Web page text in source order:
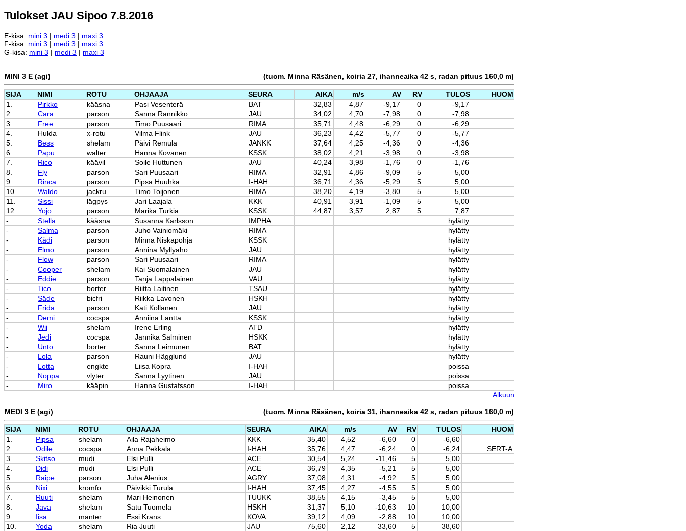
Tulokset JAU Sipoo 7.8.2016
E-kisa: mini 3 | medi 3 | maxi 3
F-kisa: mini 3 | medi 3 | maxi 3
G-kisa: mini 3 | medi 3 | maxi 3
MINI 3 E (agi) (tuom. Minna Räsänen, koiria 27, ihanneaika 42 s, radan pituus 160,0 m)
SIJA NIMI ROTU OHJAAJA SEURA AIKA m/s AV RV TULOS
HUOM
1.
Pirkko kääsna Pasi Vesenterä BAT 32,83 4,87 -9,17 0
-9,17
2.
Cara parson Sanna Rannikko JAU 34,02 4,70 -7,98 0
-7,98
3.
Free parson Timo Puusaari RIMA 35,71 4,48 -6,29 0
-6,29
4.
Hulda x-rotu Vilma Flink JAU 36,23 4,42 -5,77 0
-5,77
5.
Bess shelam Päivi Remula JANKK 37,64 4,25 -4,36 0
-4,36
6.
Papu walter Hanna Kovanen KSSK 38,02 4,21 -3,98 0
-3,98
7.
Rico käävil Soile Huttunen JAU 40,24 3,98 -1,76 0
-1,76
8.
Fly parson Sari Puusaari RIMA 32,91 4,86 -9,09 5
5,00
9.
Rinca parson Pipsa Huuhka I-HAH 36,71 4,36 -5,29 5
5,00
10.
Waldo jackru Timo Toijonen RIMA 38,20 4,19 -3,80 5
5,00
11.
Sissi lägpys Jari Laajala KKK 40,91 3,91 -1,09 5
5,00
12.
Yojo parson Marika Turkia KSSK 44,87 3,57 2,87 5
7,87
-
Stella kääsna Susanna Karlsson IMPHA
hylätty
-
Salma parson Juho Vainiomäki RIMA
hylätty
-
Kädi parson Minna Niskapohja KSSK
hylätty
-
Elmo parson Annina Myllyaho JAU
hylätty
-
Flow parson Sari Puusaari RIMA
hylätty
-
Cooper shelam Kai Suomalainen JAU
hylätty
-
Eddie parson Tanja Lappalainen VAU
hylätty
-
Tico borter Riitta Laitinen TSAU
hylätty
-
Säde bicfri Riikka Lavonen HSKH
hylätty
-
Frida parson Kati Kollanen JAU
hylätty
-
Demi cocspa Anniina Lantta KSSK
hylätty
-
Wii shelam Irene Erling ATD
hylätty
-
Jedi cocspa Jannika Salminen HSKK
hylätty
-
Unto borter Sanna Leimunen BAT
hylätty
-
Lola parson Rauni Hägglund JAU
hylätty
-
Lotta engkte Liisa Kopra I-HAH
poissa
-
Noppa vlyter Sanna Lyytinen JAU
poissa
-
Miro kääpin Hanna Gustafsson I-HAH
poissa
Alkuun
MEDI 3 E (agi) (tuom. Minna Räsänen, koiria 31, ihanneaika 42 s, radan pituus 160,0 m)
SIJA NIMI ROTU OHJAAJA SEURA AIKA m/s AV RV TULOS
HUOM
1.
Pipsa shelam Aila Rajaheimo KKK 35,40 4,52 -6,60 0
-6,60
2.
Odile cocspa Anna Pekkala I-HAH 35,76 4,47 -6,24 0 -6,24
SERT-A
3.
Skitso mudi Elsi Pulli ACE 30,54 5,24 -11,46 5
5,00
4.
Didi mudi Elsi Pulli ACE 36,79 4,35 -5,21 5
5,00
5.
Raipe parson Juha Alenius AGRY 37,08 4,31 -4,92 5
5,00
6.
Nixi kromfo Päivikki Turula I-HAH 37,45 4,27 -4,55 5
5,00
7.
Ruuti shelam Mari Heinonen TUUKK 38,55 4,15 -3,45 5
5,00
8.
Java shelam Satu Tuomela HSKH 31,37 5,10 -10,63 10
10,00
9.
Iisa manter Essi Krans KOVA 39,12 4,09 -2,88 10
10,00
10.
Yoda shelam Ria Juuti JAU 75,60 2,12 33,60 5
38,60